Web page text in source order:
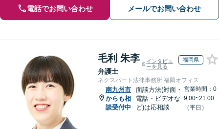
電話でお問い合わせ メールでお問い合わせ
毛利 朱李
弁護士
インタビュ
ーを見る
福岡県
ネクスパート法律事務所 福岡オフィス
南九州市
からも相
談受付中
面談方法(対面・
電話・ビデオな
ど)は応相談
営業時間：0
9:00~21:00
（平日）